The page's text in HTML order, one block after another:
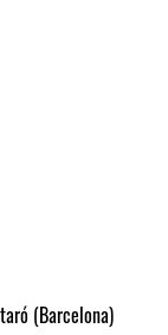
(Barcelona)